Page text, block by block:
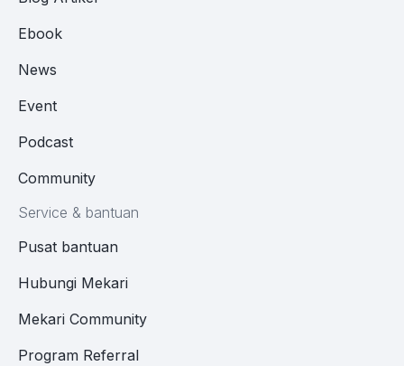
Ebook
News
Event
Podcast
Community
Service & bantuan
Pusat bantuan
Hubungi Mekari
Mekari Community
Program Referral